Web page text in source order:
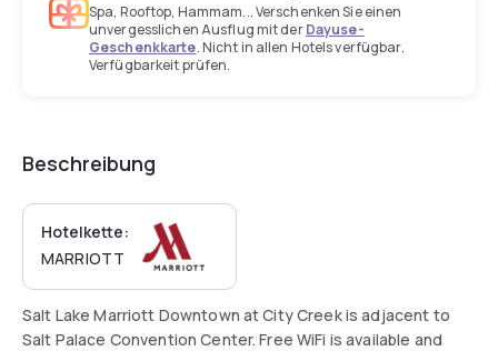
Spa, Rooftop, Hammam... Verschenken Sie einen
unvergesslichen Ausflug mit derDayuse-
Geschenkkarte. Nicht in allen Hotels verfügbar.
Verfügbarkeit prüfen.
Beschreibung
Hotelkette:
MARRIOTT
Salt Lake Marriott Downtown at City Creek is adjacent to
Salt Palace Convention Center. Free WiFi is available and